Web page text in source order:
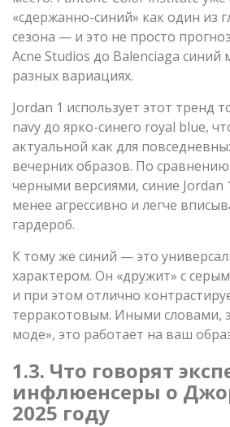
«сдержанно-синий» как один из
сезона — и это не просто
Acne Studios до Balenciaga синий
разных вариациях.
Jordan 1 использует этот тренд
navy до ярко-синего royal blue,
актуальной как для
вечерних образов. По
черными версиями, синие Jordan
менее агрессивно и легче
гардероб.
К тому же синий — это
характером. Он «дружит» с
и при этом отлично
терракотовым. Иными словами,
моде», это работает на ваш
1.3. Что говорят
инфлюенсеры о
2025 году